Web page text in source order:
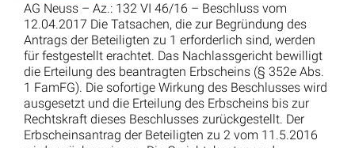
AG Neuss – Az.: 132 VI 46/16 – Beschluss vom
12.04.2017 Die Tatsachen, die zur Begründung des
Antrags der Beteiligten zu 1 erforderlich sind, werden
für festgestellt erachtet. Das Nachlassgericht bewilligt
die Erteilung des beantragten Erbscheins (§ 352e Abs.
1 FamFG). Die sofortige Wirkung des Beschlusses wird
ausgesetzt und die Erteilung des Erbscheins bis zur
Rechtskraft dieses Beschlusses zurückgestellt. Der
Erbscheinsantrag der Beteiligten zu 2 vom 11.5.2016